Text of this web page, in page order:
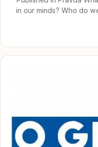
in our minds? Who do